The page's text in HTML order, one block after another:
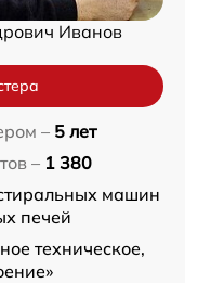
Иванов
– 5 лет
– 1 380
машин
печей
техническое,